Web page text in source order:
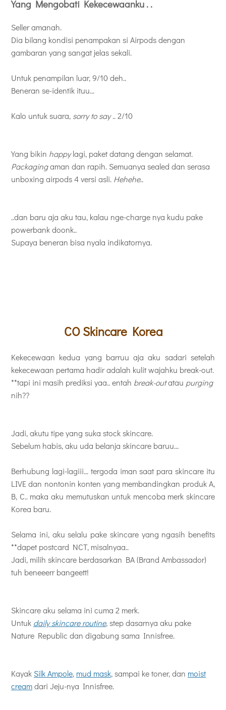
Yang Mengobati Kekecewaanku . .
Seller amanah.
Dia bilang kondisi penampakan si Airpods dengan
gambaran yang sangat jelas sekali.
Untuk penampilan luar, 9/10 deh..
Beneran se-identik ituu...
Kalo untuk suara, sorry to say.. 2/10
Yang bikin happylagi, paket datang dengan selamat.
Packagingaman dan rapih. Semuanya sealed dan serasa
unboxing airpods 4 versi asli. Hehehe..
..dan baru aja aku tau, kalau nge-charge nya kudu pake
powerbank doonk..
Supaya beneran bisa nyala indikatornya.
COSkincare Korea
Kekecewaan kedua yang barruu aja aku sadari setelah
kekecewaan pertama hadir adalah kulit wajahku break-out.
**tapi ini masih prediksi yaa.. entah break-outatau purging
nih??
Jadi, akutu tipe yang suka stock skincare.
Sebelum habis, aku uda belanja skincare baruu...
Berhubung lagi-lagiii... tergoda iman saat para skincare itu
LIVE dan nontonin konten yang membandingkan produk A,
B, C.. maka aku memutuskan untuk mencoba merk skincare
Korea baru.
Selama ini, aku selalu pake skincare yang ngasih benefits
**dapet postcard NCT, misalnyaa..
Jadi, milih skincare berdasarkan BA (Brand Ambassador)
tuh beneeerr bangeett!
Skincare aku selama ini cuma 2 merk.
Untuk daily skincare routine, step dasarnya aku pake
Nature Republic dan digabung sama Innisfree.
Kayak Silk Ampole, mud mask, sampai ke toner, dan moist
creamdari Jeju-nya Innisfree.